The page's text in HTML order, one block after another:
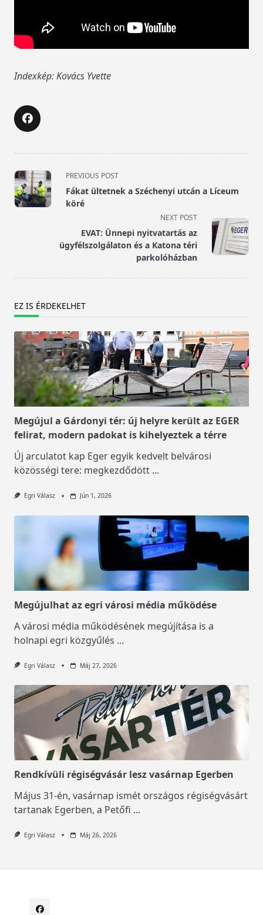
Indexkép: Kovács Yvette
<span
class="nav-
subtitle
text">Page</span>
PREVIOUS POST
Fákat ültetnek a Széchenyi utcán a Líceum
köré
NEXT POST
EVAT: Ünnepi nyitvatartás az
ügyfélszolgálaton és a Katona téri
parkolóházban
EZ IS ÉRDEKELHET
Megújul a Gárdonyi tér: új helyre került az EGER
felirat, modern padokat is kihelyeztek a térre
Új arculatot kap Eger egyik kedvelt belvárosi
közösségi tere: megkezdődött ...
Egri Válasz Jún 1, 2026
Megújulhat az egri városi média működése
A városi média működésének megújítása is a
holnapi egri közgyűlés ...
Egri Válasz Máj 27, 2026
Rendkívüli régiségvásár lesz vasárnap Egerben
Május 31-én, vasárnap ismét országos régiségvásárt
tartanak Egerben, a Petőfi ...
Egri Válasz Máj 26, 2026